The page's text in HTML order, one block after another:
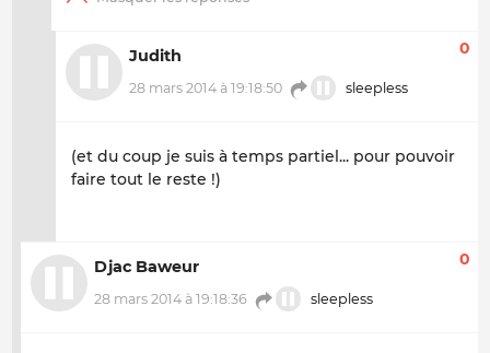
Judith
28 mars 2014 à 19:18:50 sleepless
0
(et du coup je suis à temps partiel... pour pouvoir
faire tout le reste !)
Djac Baweur
28 mars 2014 à 19:18:36 sleepless
0